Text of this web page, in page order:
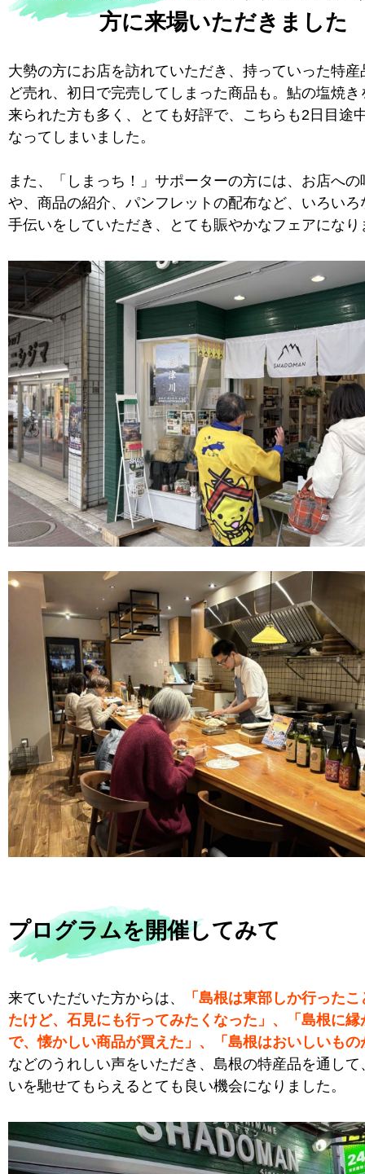
方に来場いただきました
大勢の方にお店を訪れていただき、持っていった特産
ど売れ、初日で完売してしまった商品も。鮎の塩焼き
来られた方も多く、とても好評で、こちらも2日目途
なってしまいました。
また、「しまっち！」サポーターの方には、お店への
や、商品の紹介、パンフレットの配布など、いろいろ
手伝いをしていただき、とても賑やかなフェアになり
プログラムを開催してみて
来ていただいた方からは、
「島根は東部しか行った
たけど、石見にも行ってみたくなった」、「島根に縁
で、懐かしい商品が買えた」、「島根はおいしいもの
などのうれしい声をいただき、島根の特産品を通して
いを馳せてもらえるとても良い機会になりました。